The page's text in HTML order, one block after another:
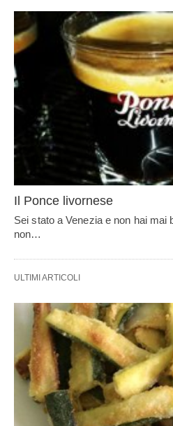
Il Ponce livornese
Sei stato a Venezia e non hai mai
non…
ULTIMI ARTICOLI